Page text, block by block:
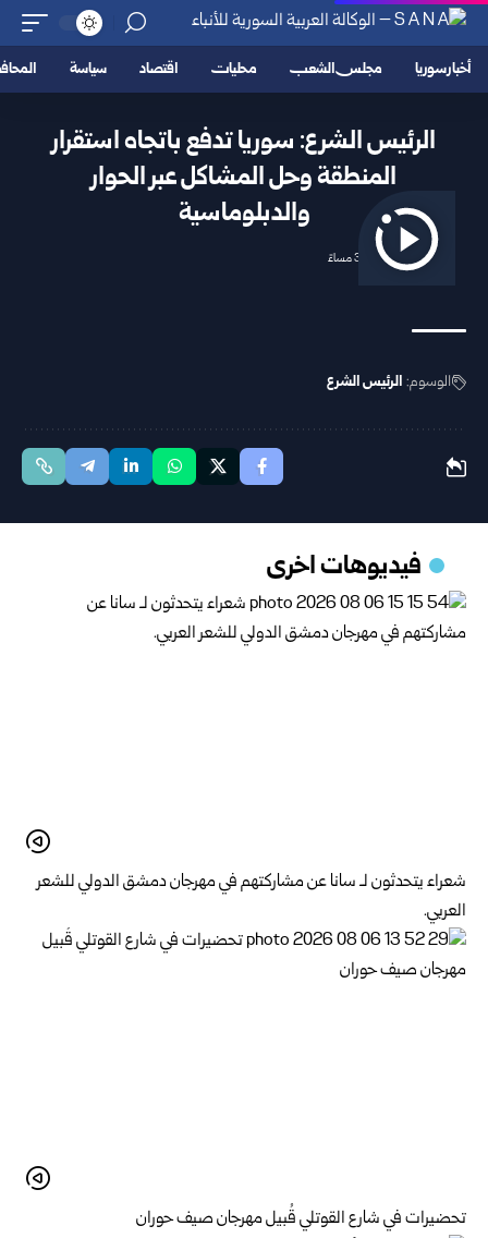
أخبار سوريا مجلس الشعب محليات اقتصاد سياسة
الرئيس الشرع: سوريا تدفع باتجاه استقرار
المنطقة وحل المشاكل عبر الحوار
والدبلوماسية
2026/04/17 3:44 مساءً
الوسوم: الرئيس الشرع
فيديوهات اخرى
شعراء يتحدثون لـ سانا عن مشاركتهم في مهرجان دمشق الدولي للشعر
العربي.
تحضيرات في شارع القوتلي قُبيل مهرجان صيف حوران